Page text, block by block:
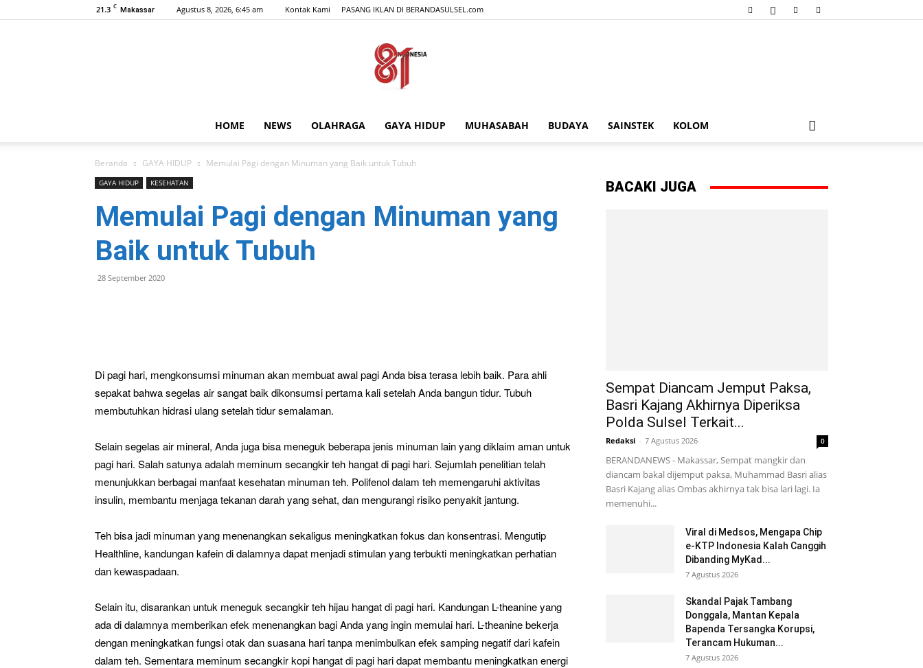
21.3 C Makassar Agustus 8, 2026, 6:45 am Kontak Kami PASANG IKLAN DI BERANDASULSEL.com
HOME NEWS OLAHRAGA GAYA HIDUP MUHASABAH BUDAYA SAINSTEK KOLOM
Beranda GAYA HIDUP Memulai Pagi dengan Minuman yang Baik untuk Tubuh
GAYA HIDUP KESEHATAN
Memulai Pagi dengan Minuman yang
Baik untuk Tubuh
28 September 2020
Di pagi hari, mengkonsumsi minuman akan membuat awal pagi Anda bisa terasa lebih baik. Para ahli
sepakat bahwa segelas air sangat baik dikonsumsi pertama kali setelah Anda bangun tidur. Tubuh
membutuhkan hidrasi ulang setelah tidur semalaman.
Selain segelas air mineral, Anda juga bisa meneguk beberapa jenis minuman lain yang diklaim aman untuk
pagi hari. Salah satunya adalah meminum secangkir teh hangat di pagi hari. Sejumlah penelitian telah
menunjukkan berbagai manfaat kesehatan minuman teh. Polifenol dalam teh memengaruhi aktivitas
insulin, membantu menjaga tekanan darah yang sehat, dan mengurangi risiko penyakit jantung.
Teh bisa jadi minuman yang menenangkan sekaligus meningkatkan fokus dan konsentrasi. Mengutip
Healthline, kandungan kafein di dalamnya dapat menjadi stimulan yang terbukti meningkatkan perhatian
dan kewaspadaan.
Selain itu, disarankan untuk meneguk secangkir teh hijau hangat di pagi hari. Kandungan L-theanine yang
ada di dalamnya memberikan efek menenangkan bagi Anda yang ingin memulai hari. L-theanine bekerja
dengan meningkatkan fungsi otak dan suasana hari tanpa menimbulkan efek samping negatif dari kafein
dalam teh. Sementara meminum secangkir kopi hangat di pagi hari dapat membantu meningkatkan energi
BACAKI JUGA
Sempat Diancam Jemput Paksa,
Basri Kajang Akhirnya Diperiksa
Polda Sulsel Terkait...
Redaksi - 7 Agustus 2026 0
BERANDANEWS - Makassar, Sempat mangkir dan
diancam bakal dijemput paksa, Muhammad Basri alias
Basri Kajang alias Ombas akhirnya tak bisa lari lagi. Ia
memenuhi...
Viral di Medsos, Mengapa Chip
e-KTP Indonesia Kalah Canggih
Dibanding MyKad...
7 Agustus 2026
Skandal Pajak Tambang
Donggala, Mantan Kepala
Bapenda Tersangka Korupsi,
Terancam Hukuman...
7 Agustus 2026